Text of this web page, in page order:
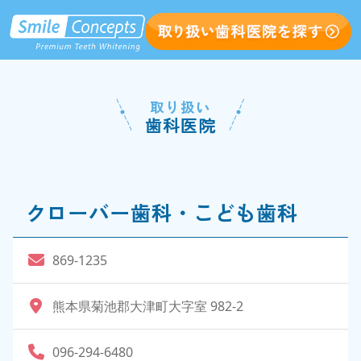
取り扱い
歯科医院
クローバー歯科・こども歯科
869-1235
熊本県菊池郡大津町大字室 982-2
096-294-6480